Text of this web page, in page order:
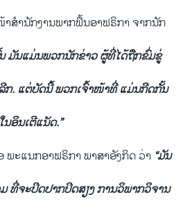
ສຳນັກງານພາກພື້ນອາຟຣິກາ ຈາກນັກ
ນ ມັນແມ່ນພວກນັກຂ່າວ ຜູ້ທີ່ໄດ້ຖືກຂົ່ມຂູ່
ກ. ແຕ່ບັດນີ້ ພວກເຈົ້າໜ້າທີ່ ແມ່ນກີດກັ້ນ
ອິນເຕີແນັດ.”
ພະແນກອາຟຣິກາ ພາສາອັງກິດ ວ່າ “ມັນ
ທີ່ຈະປິດປາກປິດສຽງ ການວິພາກວິຈານ